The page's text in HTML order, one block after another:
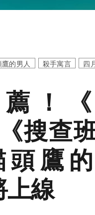
的男人 殺手寓言 四
！
搜查
鷹
上線